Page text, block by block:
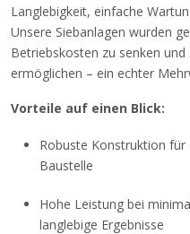
Langlebigkeit, einfache
Unsere Siebanlagen wurden
Betriebskosten zu senken
ermöglichen – ein echter
Vorteile auf einen Blick:
Robuste Konstruktion
Baustelle
Hohe Leistung bei
langlebige Ergebnisse